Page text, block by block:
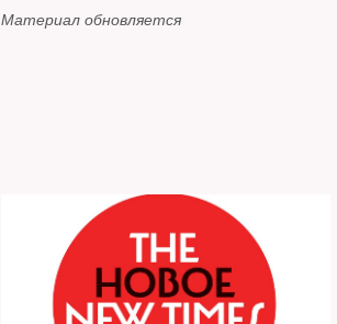
Материал обновляется